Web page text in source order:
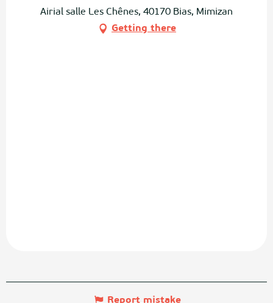
Airial salle Les Chênes, 40170 Bias, Mimizan
Getting there
Report mistake